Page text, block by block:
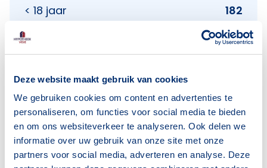
Deze website maakt gebruik van cookies
We gebruiken cookies om content en advertenties te
personaliseren, om functies voor social media te bieden
en om ons websiteverkeer te analyseren. Ook delen we
informatie over uw gebruik van onze site met onze
partners voor social media, adverteren en analyse. Deze
< 18 jaar
182
18–25 jaar
312
221
Bron: CBS